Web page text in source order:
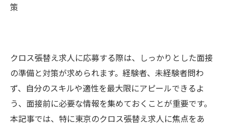
策
クロス張替え求人に応募する際は、しっかりとした面接
の準備と対策が求められます。経験者、未経験者問わ
ず、自分のスキルや適性を最大限にアピールできるよ
う、面接前に必要な情報を集めておくことが重要です。
本記事では、特に東京のクロス張替え求人に焦点をあ